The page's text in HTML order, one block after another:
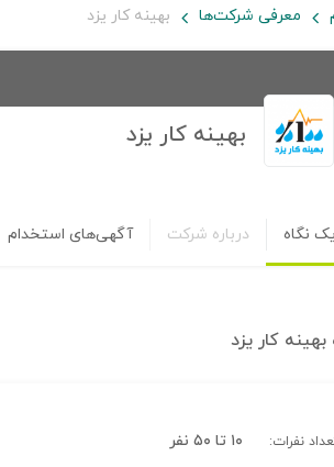
معرفی شرکت‌ها بهینه کار یزد
بهینه کار یزد
نگاه درباره شرکت آگهی‌های استخدام
بهینه کار یزد
نفرات: ۱۰ تا ۵۰ نفر